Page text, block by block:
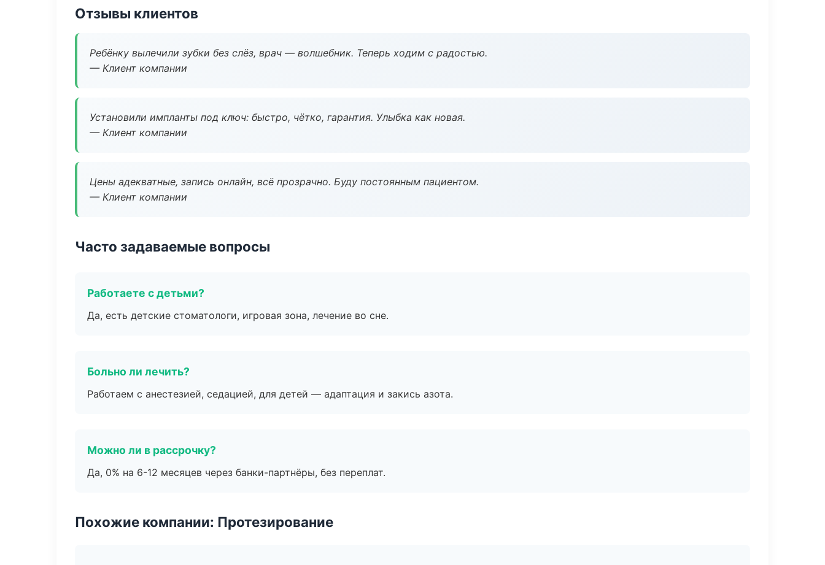
Отзывы клиентов
Ребёнку вылечили зубки без слёз, врач — волшебник. Теперь ходим с радостью.
— Клиент компании
Установили импланты под ключ: быстро, чётко, гарантия. Улыбка как новая.
— Клиент компании
Цены адекватные, запись онлайн, всё прозрачно. Буду постоянным пациентом.
— Клиент компании
Часто задаваемые вопросы
Работаете с детьми?
Да, есть детские стоматологи, игровая зона, лечение во сне.
Больно ли лечить?
Работаем с анестезией, седацией, для детей — адаптация и закись азота.
Можно ли в рассрочку?
Да, 0% на 6-12 месяцев через банки-партнёры, без переплат.
Похожие компании: Протезирование